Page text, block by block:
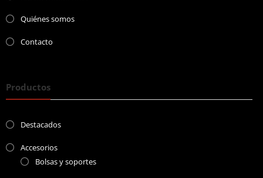
Quiénes somos
Contacto
Productos
Destacados
Accesorios
Bolsas y soportes